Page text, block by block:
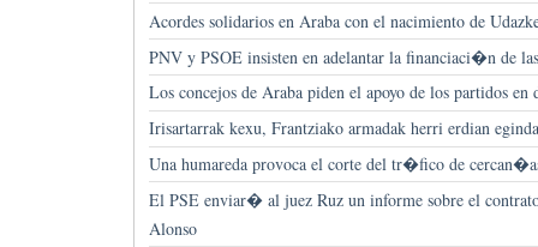
Acordes solidarios en Araba con el nacimiento de
PNV y PSOE insisten en adelantar la financiaci�n de
Los concejos de Araba piden el apoyo de los partidos en
Irisartarrak kexu, Frantziako armadak herri erdian
Una humareda provoca el corte del tr�fico de
El PSE enviar� al juez Ruz un informe sobre el
Alonso